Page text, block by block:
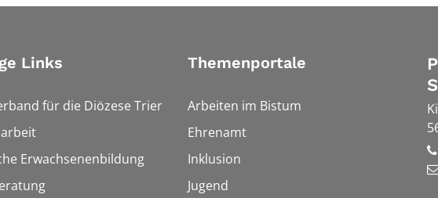
Links
für die Diözese Trier
Erwachsenenbildung
Themenportale
Arbeiten im Bistum
Ehrenamt
Inklusion
Jugend